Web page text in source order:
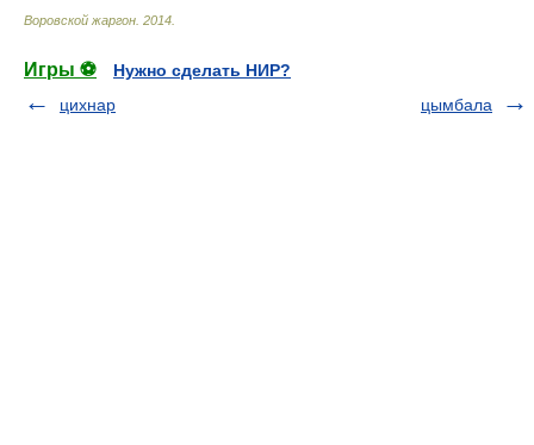
Воровской жаргон 2014
Игры ⚽
Нужно сделать НИР?
цихнар
цымбала